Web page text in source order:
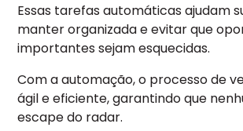
Essas tarefas automáticas ajudam
manter organizada e evitar que
importantes sejam esquecidas.
Com a automação, o processo de
ágil e eficiente, garantindo que
escape do radar.